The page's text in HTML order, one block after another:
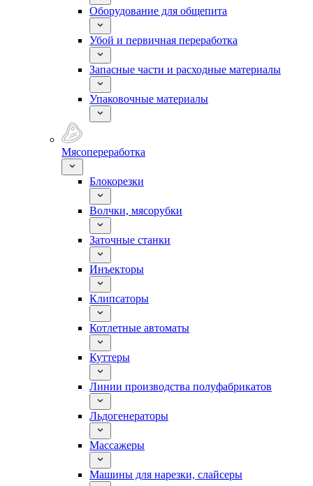
Оборудование для общепита
Убой и первичная переработка
Запасные части и расходные материалы
Упаковочные материалы
Мясопереработка
Блокорезки
Волчки, мясорубки
Заточные станки
Инъекторы
Клипсаторы
Котлетные автоматы
Куттеры
Линии производства полуфабрикатов
Льдогенераторы
Массажеры
Машины для нарезки, слайсеры